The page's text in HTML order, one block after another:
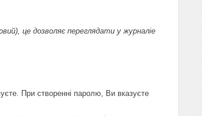
це дозволяє переглядати у журналіе
При створенні паролю, Ви вказуєте